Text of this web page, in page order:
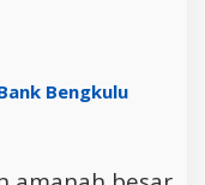
Bengkulu